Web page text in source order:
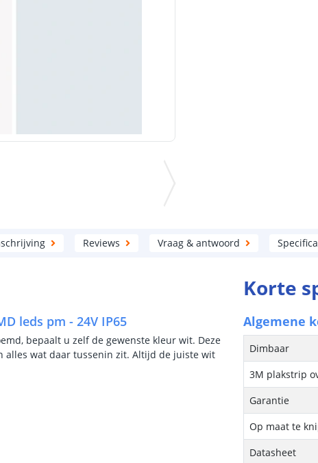
Reviews Vraag & antwoord
leds pm - 24V IP65
bepaalt u zelf de gewenste kleur wit. Deze
alles wat daar tussenin zit. Altijd de juiste wit
Korte
Algemene
Dimbaar
3M plakstrip
Garantie
Op maat te
Datasheet